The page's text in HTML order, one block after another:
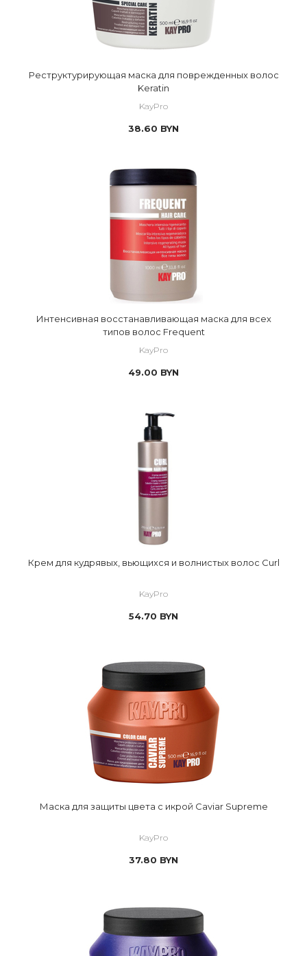
Реструктурирующая маска для поврежденных волос
Keratin
KayPro
38.60 BYN
Интенсивная восстанавливающая маска для всех
типов волос Frequent
KayPro
49.00 BYN
Крем для кудрявых, вьющихся и волнистых волос Curl
KayPro
54.70 BYN
Маска для защиты цвета с икрой Caviar Supreme
KayPro
37.80 BYN